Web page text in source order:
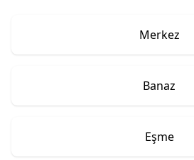
Merkez
Banaz
Eşme